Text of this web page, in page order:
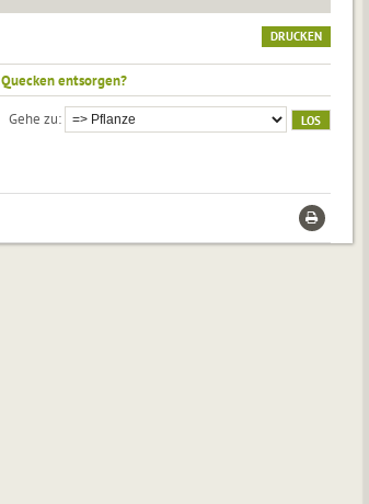
DRUCKEN
Quecken entsorgen?
Gehe zu